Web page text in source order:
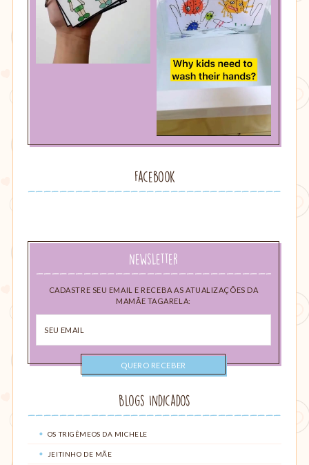
Facebook
Newsletter
CADASTRE SEU EMAIL E RECEBA AS ATUALIZAÇÕES DA
MAMÃE TAGARELA:
email
Blogs Indicados
OS TRIGÊMEOS DA MICHELE
JEITINHO DE MÃE